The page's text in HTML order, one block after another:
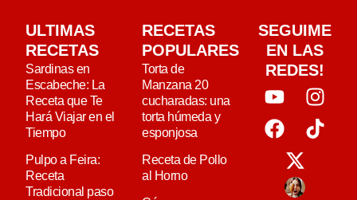
ULTIMAS
RECETAS
Sardinas en
Escabeche: La
Receta que Te
Hará Viajar en el
Tiempo
Pulpo a Feira:
Receta
Tradicional paso
RECETAS
POPULARES
Torta de
Manzana 20
cucharadas: una
torta húmeda y
esponjosa
Receta de Pollo
al Horno
SEGUIME
EN LAS
REDES!